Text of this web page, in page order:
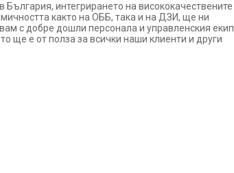
интегрирането на висококачествените
както на ОББ, така и на ДЗИ, ще ни
с добре дошли персонала и управленския екип
ще е от полза за всички наши клиенти и други